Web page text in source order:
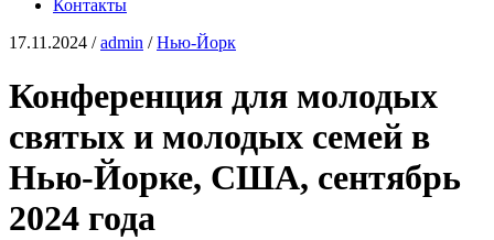
Контакты
17.11.2024 /admin /Нью-Йорк
Конференция для молодых
святых и молодых семей в
Нью-Йорке, США, сентябрь
2024 года